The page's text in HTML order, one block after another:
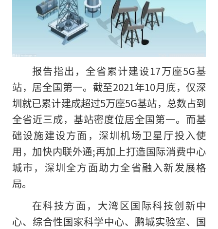
报告指出，全省累计建设17万座5G基
站，居全国第一。截至2021年10月底，仅深
圳就已累计建成超过5万座5G基站，总数占到
全省近三成，基站密度位居全国第一。而基
础设施建设方面，深圳机场卫星厅投入使
用，加快内联外通;再加上打造国际消费中心
城市，深圳全方面助力全省融入新发展格
局。
在科技方面，大湾区国际科技创新中
心、综合性国家科学中心、鹏城实验室、国